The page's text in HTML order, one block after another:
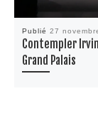
Publié27
Contempler
Grand Palais